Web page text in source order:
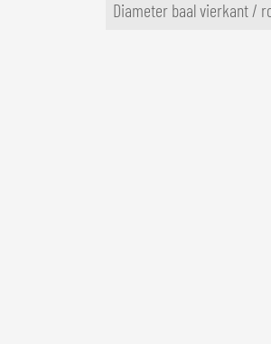
Diameter baal vierkant /